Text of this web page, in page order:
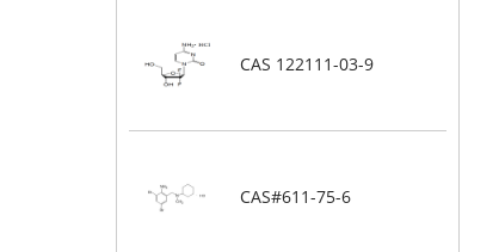
CAS 122111-03-9
CAS#611-75-6